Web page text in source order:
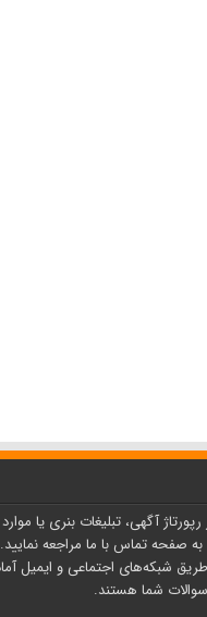
آگهی، تبلیغات بنری یا
به صفحه تماس با ما مراجعه نمایید.
شبکه‌های اجتماعی و ایمیل
شما هستند.